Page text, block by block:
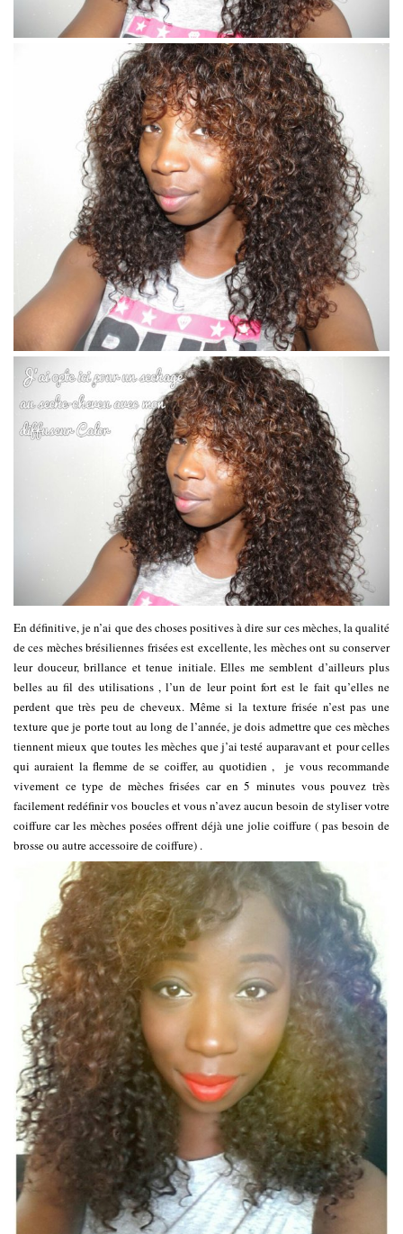
En définitive, je n’ai que des choses positives à dire sur ces mèches, la qualité
de ces mèches brésiliennes frisées est excellente, les mèches ont su conserver
leur douceur, brillance et tenue initiale. Elles me semblent d’ailleurs plus
belles au fil des utilisations , l’un de leur point fort est le fait qu’elles ne
perdent que très peu de cheveux. Même si la texture frisée n’est pas une
texture que je porte tout au long de l’année, je dois admettre que ces mèches
tiennent mieux que toutes les mèches que j’ai testé auparavant et pour celles
qui auraient la flemme de se coiffer, au quotidien , je vous recommande
vivement ce type de mèches frisées car en 5 minutes vous pouvez très
facilement redéfinir vos boucles et vous n’avez aucun besoin de styliser votre
coiffure car les mèches posées offrent déjà une jolie coiffure ( pas besoin de
brosse ou autre accessoire de coiffure) .